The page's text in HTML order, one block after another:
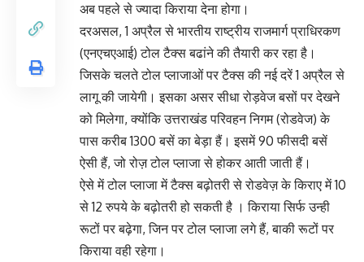
अब पहले से ज्यादा किराया देना होगा।
दरअसल, 1 अप्रैल से भारतीय राष्ट्रीय राजमार्ग प्राधिरकण
(एनएचएआई) टोल टैक्स बढांने की तैयारी कर रहा है।
जिसके चलते टोल प्लाजाओं पर टैक्स की नई दरें 1 अप्रैल से
लागू की जायेगी। इसका असर सीधा रोड़वेज बसों पर देखने
को मिलेगा, क्योंकि उत्तराखंड परिवहन निगम (रोडवेज) के
पास करीब 1300 बसें का बेड़ा हैं। इसमें 90 फीसदी बसें
ऐसी हैं, जो रोज़ टोल प्लाजा से होकर आती जाती हैं।
ऐसे में टोल प्लाजा में टैक्स बढ़ोतरी से रोडवेज़ के किराए में 10
से 12 रुपये के बढ़ोतरी हो सकती है । किराया सिर्फ उन्ही
रूटों पर बढ़ेगा, जिन पर टोल प्लाजा लगे हैं, बाकी रूटों पर
किराया वही रहेगा।